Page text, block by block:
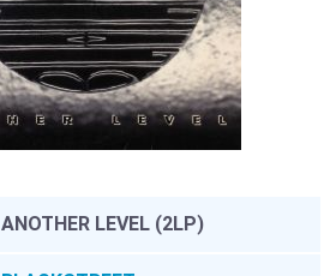
ANOTHER LEVEL (2LP)